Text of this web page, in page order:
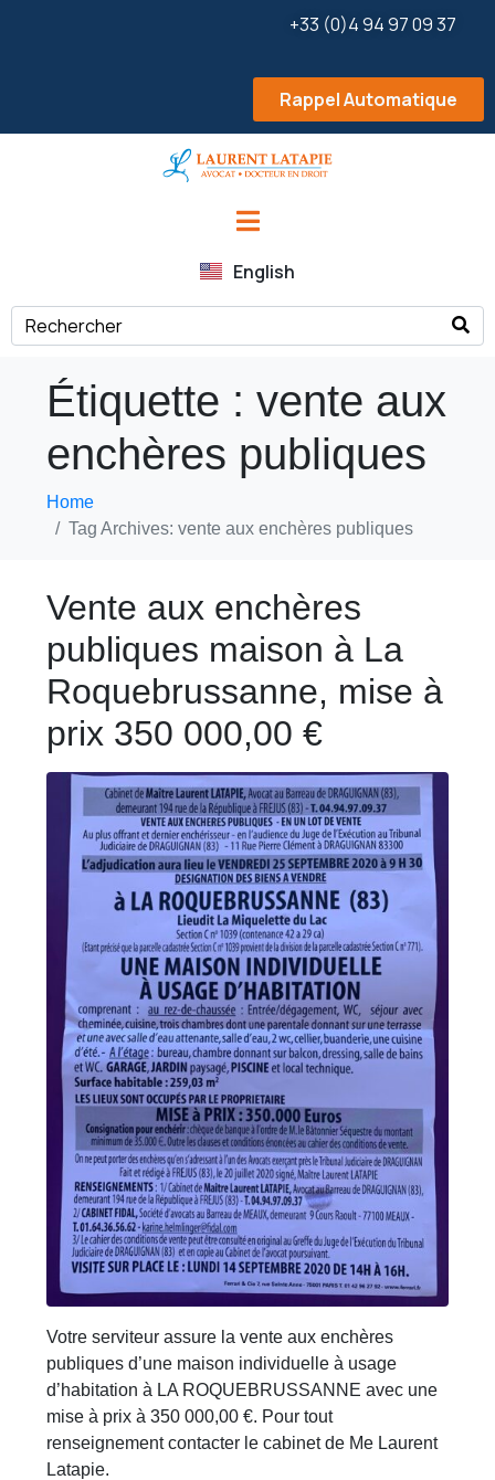
+33 (0)4 94 97 09 37
Rappel Automatique
English
Étiquette :vente aux
enchères publiques
Home
Tag Archives: vente aux enchères publiques
Vente aux enchères
publiques maison à La
Roquebrussanne, mise à
prix 350 000,00 €
Votre serviteur assure la vente aux enchères
publiques d’une maison individuelle à usage
d’habitation à LA ROQUEBRUSSANNE avec une
mise à prix à 350 000,00 €. Pour tout
renseignement contacter le cabinet de Me Laurent
Latapie.